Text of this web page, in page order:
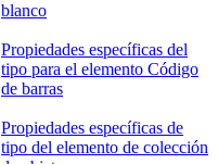
blanco
Propiedades específicas del
tipo para el elemento Código
de barras
Propiedades específicas de
tipo del elemento de colección